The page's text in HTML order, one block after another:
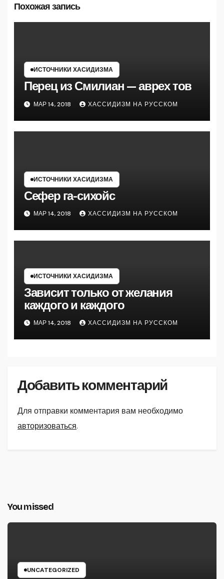
Похожая запись
ИСТОЧНИКИ ХАСИДИЗМА
Перец из Смилиан — аврех тов
МАР 14, 2018 ХАССИДИЗМ НА РУССКОМ
ИСТОЧНИКИ ХАСИДИЗМА
Сефер га-сихойс
МАР 14, 2018 ХАССИДИЗМ НА РУССКОМ
ИСТОЧНИКИ ХАСИДИЗМА
Зависит только от желания
каждого и каждого
МАР 14, 2018 ХАССИДИЗМ НА РУССКОМ
Добавить комментарий
Для отправки комментария вам необходимо
авторизоваться.
You missed
UNCATEGORIZED